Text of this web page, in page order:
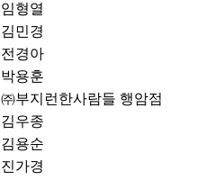
임형열
김민경
전경아
박용훈
㈜부지런한사람들 행암점
김우종
김용순
진가경